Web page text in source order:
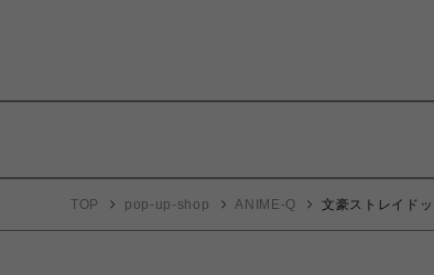
TOP pop-up-shop ANIME-Q 文豪ストレイド